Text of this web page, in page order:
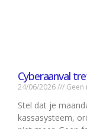
Cyberaanval
24/06/2026 Geen
Stel dat je
kassasysteem,